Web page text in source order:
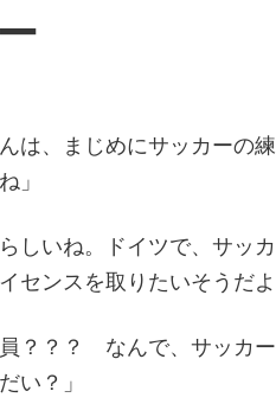
んは、まじめにサッカーの
」
らしいね。ドイツで、サッ
センスを取りたいそうだ
員？？？ なんで、サッカ
い？」